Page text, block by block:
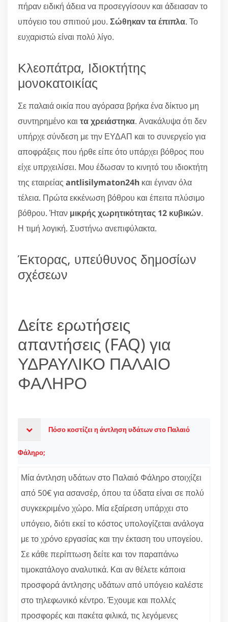
πήραν ειδική άδεια να προσεγγίσουν και άδειασαν το
υπόγειο του σπιτιού μου. Σώθηκαν τα έπιπλα. Το
ευχαριστώ είναι πολύ λίγο.
Κλεοπάτρα, Ιδιοκτήτης
μονοκατοικίας
Σε παλαιά οικία που αγόρασα βρήκα ένα δίκτυο μη
συντηρημένο και τα χρειάστηκα. Ανακάλυψα ότι δεν
υπήρχε σύνδεση με την ΕΥΔΑΠ και το συνεργείο για
αποφράξεις που ήρθε είπε ότο υπάρχει βόθρος που
είχε υπρχειλίσει. Μου έδωσαν το κινητό του ιδιοκτήτη
της εταιρείας antlisilymaton24h και έγιναν όλα
τέλεια. Πρώτα εκκένωση βόθρου και έπειτα πλύσιμο
βόθρου. Ήταν μικρής χωρητικότητας 12 κυβικών.
Η τιμή λογική. Συστήνω ανεπιφύλακτα.
Έκτορας, υπεύθυνος δημοσίων
σχέσεων
Δείτε ερωτήσεις
απαντήσεις (FAQ) για
ΥΔΡΑΥΛΙΚΟ ΠΑΛΑΙΟ
ΦΑΛΗΡΟ
Πόσο κοστίζει η άντληση υδάτων στο Παλαιό
Φάληρο;
Μία άντληση υδάτων στο Παλαιό Φάληρο στοιχίζει
από 50€ για ασανσέρ, όπου τα ύδατα είναι σε πολύ
συγκεκριμένο χώρο. Μία εξαίρεση υπάρχει στο
υπόγειο, διότι εκεί το κόστος υπολογίζεται ανάλογα
με το χρόνο εργασίας και την έκταση του υπογείου.
Σε κάθε περίπτωση δείτε και τον παραπάνω
τιμοκατάλογο αναλυτικά. Και αν θέλετε κάποια
προσφορά άντλησης υδάτων από υπόγειο καλέστε
στο τηλεφωνικό κέντρο. Έχουμε και πολλές
προσφορές και πακέτα φιλικά, τις λεγόμενες